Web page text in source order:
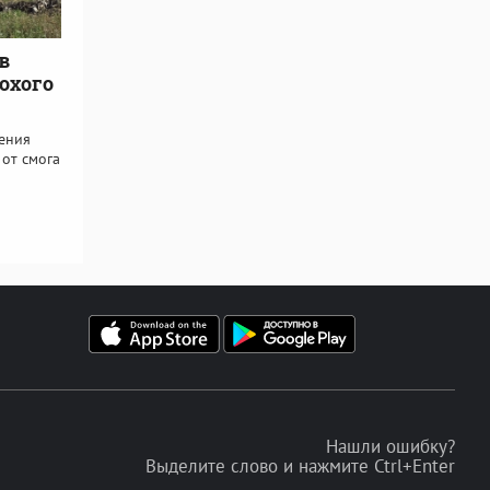
смога
Нашли ошибку?
Выделите слово и нажмите Ctrl+Enter